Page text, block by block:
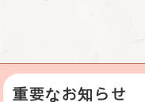
重要なお知らせ